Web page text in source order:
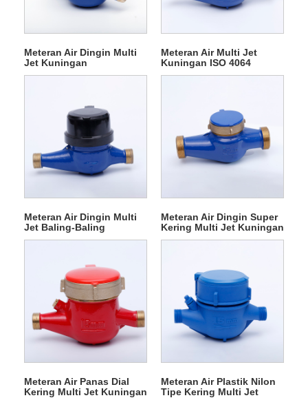
Meteran Air Dingin Multi
Jet Kuningan
Meteran Air Multi Jet
Kuningan ISO 4064
Meteran Air Dingin Multi
Jet Baling-Baling
Kuningan
Meteran Air Dingin Super
Kering Multi Jet Kuningan
Meteran Air Panas Dial
Kering Multi Jet Kuningan
Meteran Air Plastik Nilon
Tipe Kering Multi Jet